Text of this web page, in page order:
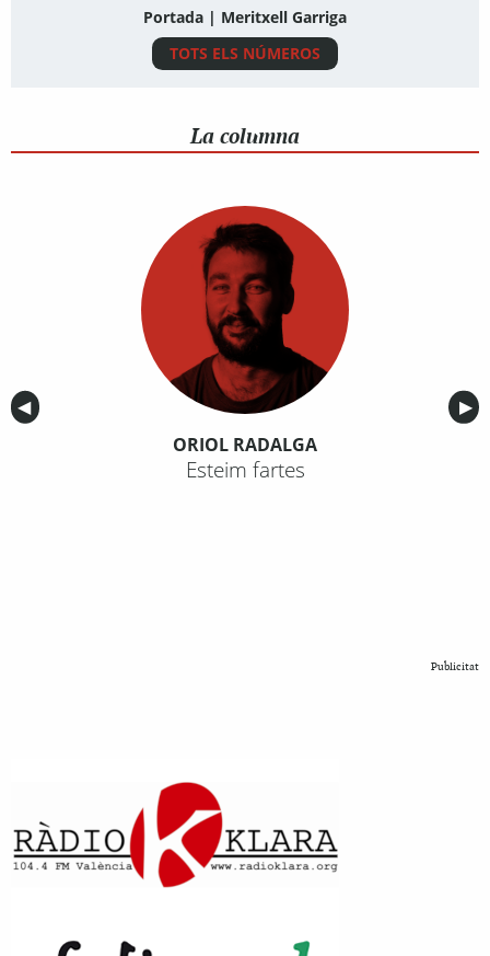
Portada | Meritxell Garriga
TOTS ELS NÚMEROS
La columna
Anterior
◀︎ ▶︎
ORIOL RADALGA
Esteim fartes
Publicitat